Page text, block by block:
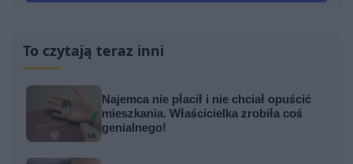
To czytają teraz inni
Najemca nie płacił i nie chciał opuścić
mieszkania. Właścicielka zrobiła coś
genialnego!